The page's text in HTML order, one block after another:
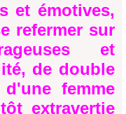
et émotives,
refermer sur
et
de double
femme
extravertie